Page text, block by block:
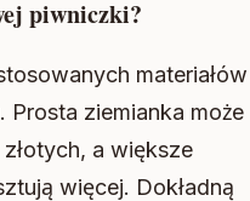
piwniczki?
materiałów
Prosta ziemianka może
a większe
więcej. Dokładną